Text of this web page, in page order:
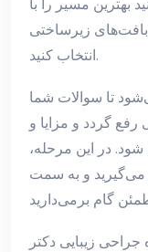
زیرساختی
انتخاب کنید.
تا سوالات شما
رفع گردد و مزایا و
در این مرحله،
و به سمت
زیبایی دکتر